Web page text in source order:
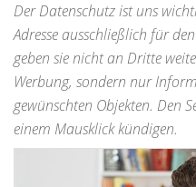
Der Datenschutz ist uns
Adresse ausschließlich für
geben sie nicht an Dritte
Werbung, sondern nur
gewünschten Objekten. Den
einem Mausklick kündigen.